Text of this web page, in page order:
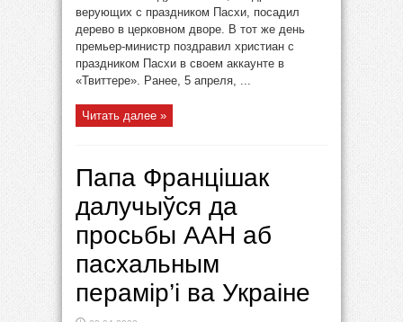
верующих с праздником Пасхи, посадил
дерево в церковном дворе. В тот же день
премьер-министр поздравил христиан с
праздником Пасхи в своем аккаунте в
«Твиттере». Ранее, 5 апреля, ...
Читать далее »
Папа Францішак
далучыўся да
просьбы ААН аб
пасхальным
перамір’і ва Украіне